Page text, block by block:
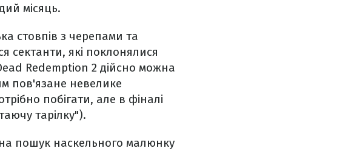
місяць.
стовпів з черепами та
сектанти, які поклонялися
Redemption 2 дійсно можна
пов'язане невелике
побігати, але в фіналі
тарілку").
пошук наскельного малюнку